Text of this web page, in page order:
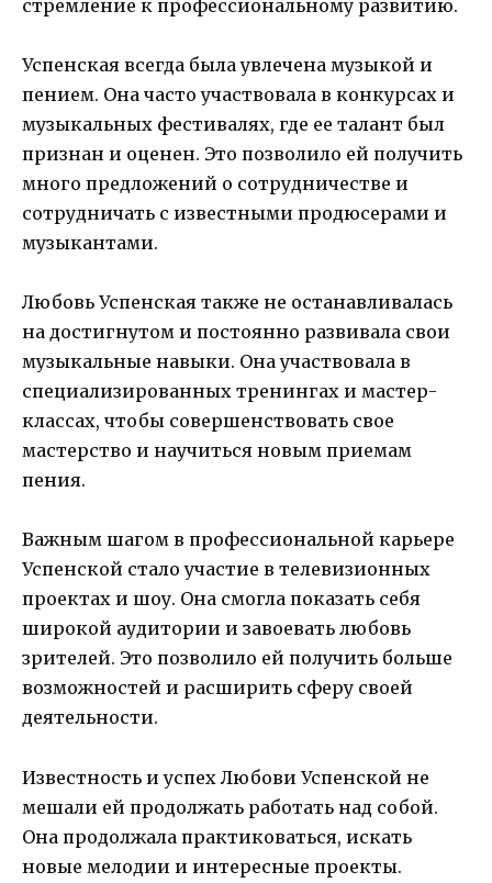
стремление к профессиональному развитию.
Успенская всегда была увлечена музыкой и
пением. Она часто участвовала в конкурсах и
музыкальных фестивалях, где ее талант был
признан и оценен. Это позволило ей получить
много предложений о сотрудничестве и
сотрудничать с известными продюсерами и
музыкантами.
Любовь Успенская также не останавливалась
на достигнутом и постоянно развивала свои
музыкальные навыки. Она участвовала в
специализированных тренингах и мастер-
классах, чтобы совершенствовать свое
мастерство и научиться новым приемам
пения.
Важным шагом в профессиональной карьере
Успенской стало участие в телевизионных
проектах и шоу. Она смогла показать себя
широкой аудитории и завоевать любовь
зрителей. Это позволило ей получить больше
возможностей и расширить сферу своей
деятельности.
Известность и успех Любови Успенской не
мешали ей продолжать работать над собой.
Она продолжала практиковаться, искать
новые мелодии и интересные проекты.